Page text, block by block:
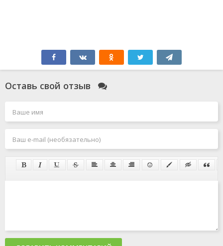
Оставь свой отзыв